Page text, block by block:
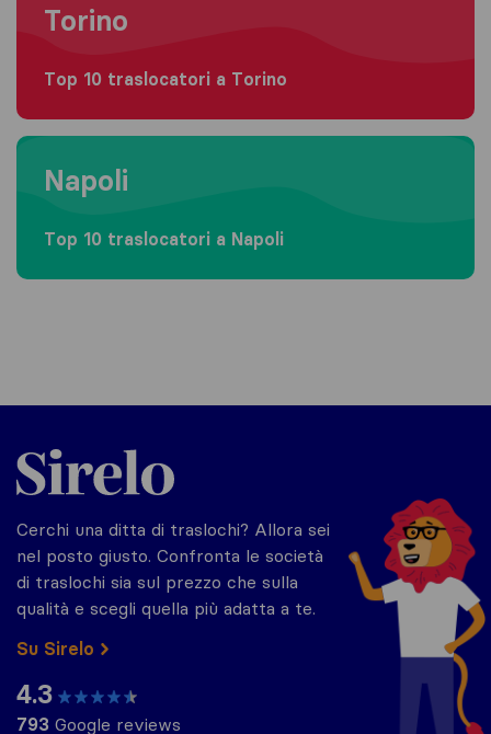
Torino
Top 10 traslocatori a Torino
Moving to Napoli
Napoli
Top 10 traslocatori a Napoli
Sirelo.it
Cerchi una ditta di traslochi? Allora sei
nel posto giusto. Confronta le società
di traslochi sia sul prezzo che sulla
qualità e scegli quella più adatta a te.
Su Sirelo
4.3
793 Google reviews